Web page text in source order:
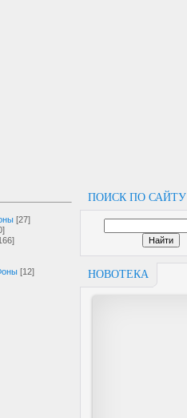
ПОИСК ПО САЙТУ
НОВОТЕКА
[27]
[12]